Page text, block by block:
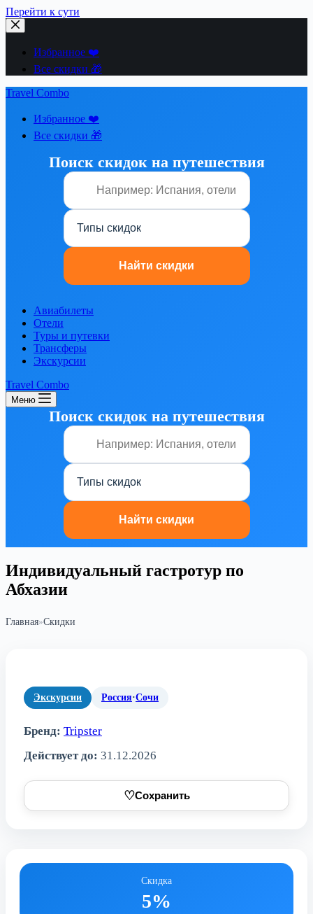
Перейти к сути
Избранное ❤️
Все скидки 🎁
Travel Combo
Избранное ❤️
Все скидки 🎁
Поиск скидок на путешествия
Авиабилеты
Отели
Туры и путевки
Трансферы
Экскурсии
Travel Combo
Меню
Поиск скидок на путешествия
Индивидуальный гастротур по
Абхазии
Главная»Скидки
Экскурсии Россия·Сочи
Бренд: Tripster
Действует до: 31.12.2026
♡Сохранить
Скидка
5%